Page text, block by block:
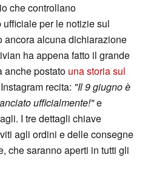
che controllano
per le notizie sul
ancora alcuna dichiarazione
ha appena fatto il grande
anche postato una storia sul
recita: "Il 9 giugno è
ufficialmente!"e
I tre dettagli chiave
agli ordini e delle consegne
che saranno aperti in tutti gli